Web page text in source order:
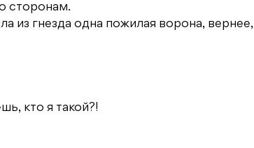
сторонам.
из гнезда одна пожилая ворона, вернее,
кто я такой?!